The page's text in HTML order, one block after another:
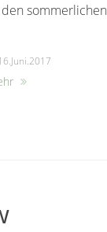
sommerlichen